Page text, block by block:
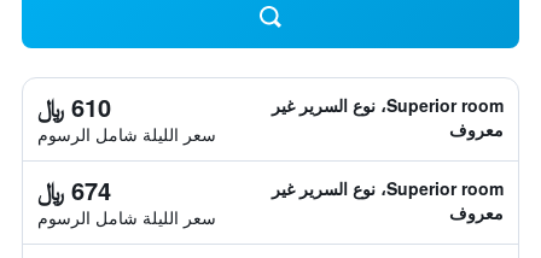
Superior room، نوع السرير غير
معروف
610 ﷼
سعر الليلة شامل الرسوم
Superior room، نوع السرير غير
معروف
674 ﷼
سعر الليلة شامل الرسوم